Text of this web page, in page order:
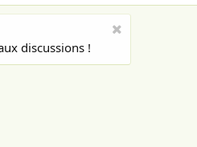
discussions !